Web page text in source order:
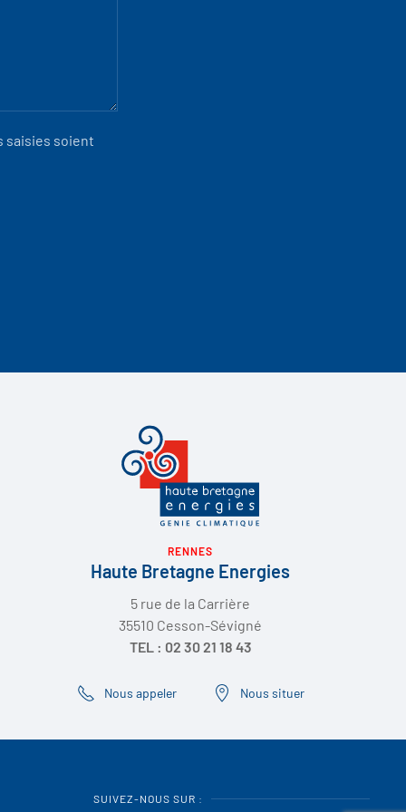
saisies soient
RENNES
Haute Bretagne Energies
5 rue de la Carrière
35510 Cesson-Sévigné
TEL : 02 30 21 18 43
Nous appeler Nous situer
SUIVEZ-NOUS SUR :